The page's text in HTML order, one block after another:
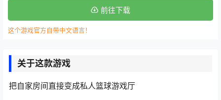
前往下载
这个游戏官方自带中文语言！
关于这款游戏
把自家房间直接变成私人篮球游戏厅